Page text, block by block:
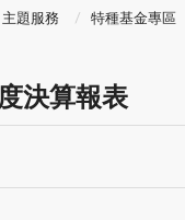
主題服務 特種基金專區
決算報表